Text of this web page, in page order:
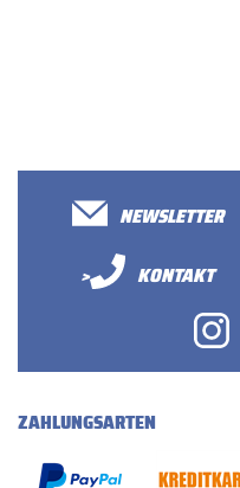
NEWSLETTER
>
KONTAKT
ZAHLUNGSARTEN